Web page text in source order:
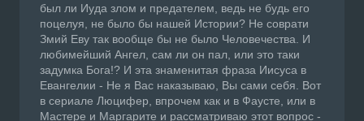
был ли Иуда злом и предателем, ведь не будь его
поцелуя, не было бы нашей Истории? Не соврати
Змий Еву так вообще бы не было Человечества. И
любимейший Ангел, сам ли он пал, или это таки
задумка Бога!? И эта знаменитая фраза Иисуса в
Евангелии - Не я Вас наказываю, Вы сами себя. Вот
в сериале Люцифер, впрочем как и в Фаусте, или в
Мастере и Маргарите и рассматриваю этот вопрос -